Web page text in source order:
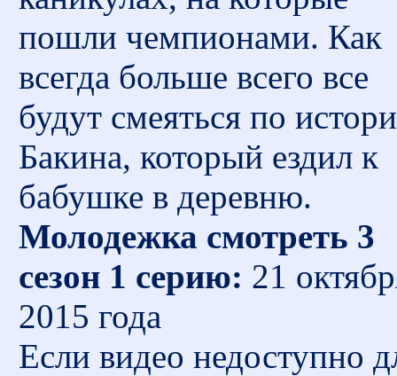
пошли чемпионами. Как
всегда больше всего все
будут смеяться по
Бакина, который ездил к
бабушке в деревню.
Молодежка смотреть 3
сезон 1 серию: 21
2015 года
Если видео недоступно